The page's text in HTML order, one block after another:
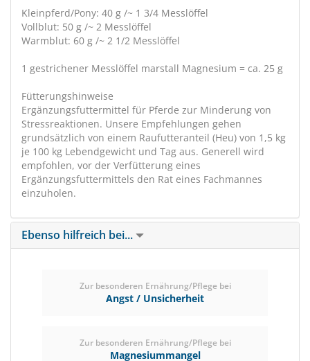
Kleinpferd/Pony: 40 g /~ 1 3/4 Messlöffel
Vollblut: 50 g /~ 2 Messlöffel
Warmblut: 60 g /~ 2 1/2 Messlöffel
1 gestrichener Messlöffel marstall Magnesium = ca. 25 g
Fütterungshinweise
Ergänzungsfuttermittel für Pferde zur Minderung von
Stressreaktionen. Unsere Empfehlungen gehen
grundsätzlich von einem Raufutteranteil (Heu) von 1,5 kg
je 100 kg Lebendgewicht und Tag aus. Generell wird
empfohlen, vor der Verfütterung eines
Ergänzungsfuttermittels den Rat eines Fachmannes
einzuholen.
Ebenso hilfreich bei...
Zur besonderen Ernährung/Pflege bei
Angst / Unsicherheit
Zur besonderen Ernährung/Pflege bei
Magnesiummangel